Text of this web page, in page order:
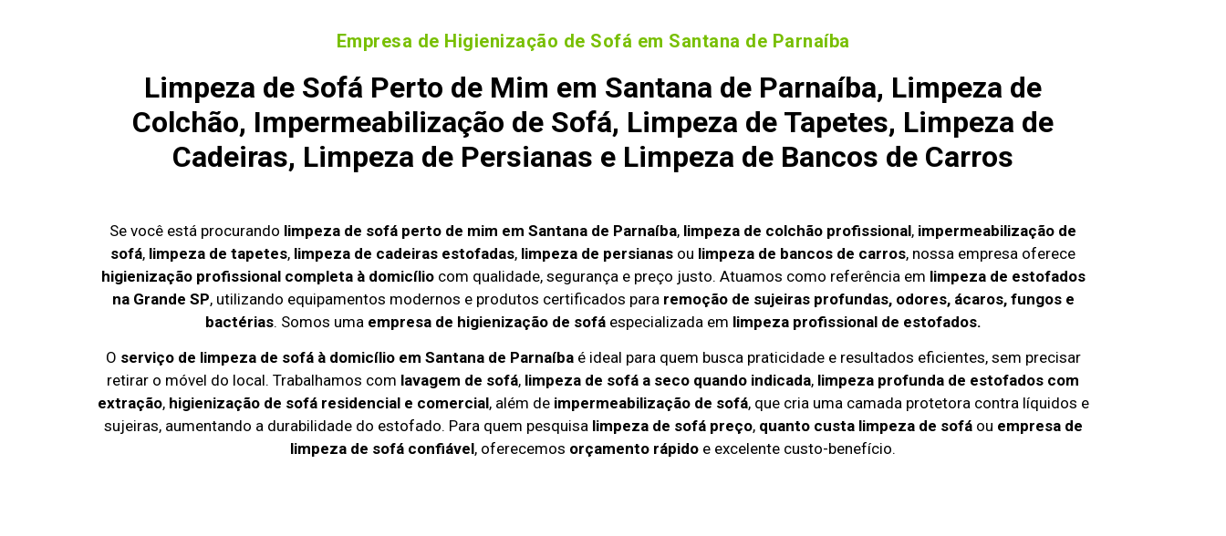
Empresa de Higienização de Sofá em Santana de Parnaíba
Limpeza de Sofá Perto de Mim em Santana de Parnaíba, Limpeza de
Colchão, Impermeabilização de Sofá, Limpeza de Tapetes, Limpeza de
Cadeiras, Limpeza de Persianas e Limpeza de Bancos de Carros
Se você está procurando limpeza de sofá perto de mim em Santana de Parnaíba, limpeza de colchão profissional, impermeabilização de
sofá, limpeza de tapetes, limpeza de cadeiras estofadas, limpeza de persianas ou limpeza de bancos de carros, nossa empresa oferece
higienização profissional completa à domicíliocom qualidade, segurança e preço justo. Atuamos como referência em limpeza de estofados
na Grande SP, utilizando equipamentos modernos e produtos certificados para remoção de sujeiras profundas, odores, ácaros, fungos e
bactérias. Somos uma empresa de higienização de sofáespecializada em limpeza profissional de estofados.
O serviço de limpeza de sofá à domicílio em Santana de Parnaíbaé ideal para quem busca praticidade e resultados eficientes, sem precisar
retirar o móvel do local. Trabalhamos com lavagem de sofá, limpeza de sofá a seco quando indicada, limpeza profunda de estofados com
extração, higienização de sofá residencial e comercial, além de impermeabilização de sofá, que cria uma camada protetora contra líquidos e
sujeiras, aumentando a durabilidade do estofado. Para quem pesquisa limpeza de sofá preço, quanto custa limpeza de sofáou empresa de
limpeza de sofá confiável, oferecemos orçamento rápido e excelente custo-benefício.